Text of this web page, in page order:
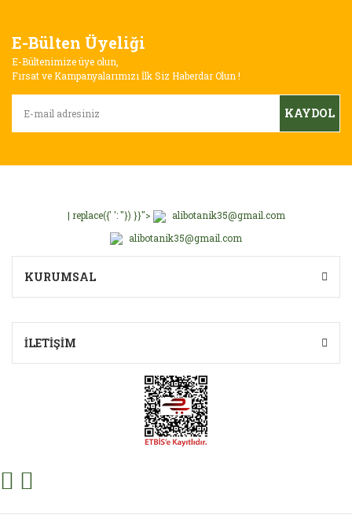
E-Bülten Üyeliği
E-Bültenimize üye olun,
Fırsat ve Kampanyalarımızı İlk Siz Haberdar Olun !
KAYDOL
| replace({' ': ''}) }}">
alibotanik35@gmail.com
alibotanik35@gmail.com
KURUMSAL
İLETİŞİM